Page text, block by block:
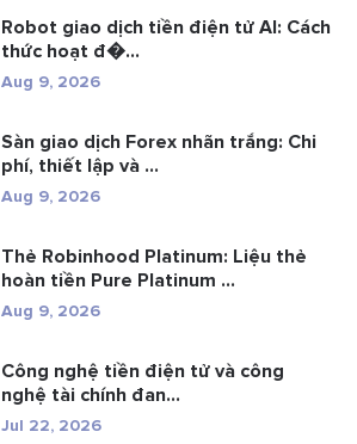
Robot giao dịch tiền điện tử AI: Cách
thức hoạt đ�...
Aug 9, 2026
Sàn giao dịch Forex nhãn trắng: Chi
phí, thiết lập và ...
Aug 9, 2026
Thẻ Robinhood Platinum: Liệu thẻ
hoàn tiền Pure Platinum ...
Aug 9, 2026
Công nghệ tiền điện tử và công
nghệ tài chính đan...
Jul 22, 2026